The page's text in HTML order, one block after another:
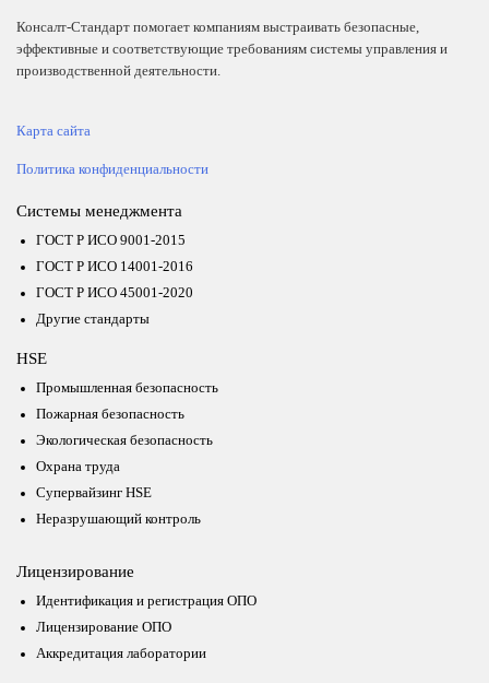
Консалт-Стандарт помогает компаниям выстраивать безопасные,
эффективные и соответствующие требованиям системы управления и
производственной деятельности.
Карта сайта
Политика конфиденциальности
Системы менеджмента
ГОСТ Р ИСО 9001-2015
ГОСТ Р ИСО 14001-2016
ГОСТ Р ИСО 45001-2020
Другие стандарты
HSE
Промышленная безопасность
Пожарная безопасность
Экологическая безопасность
Охрана труда
Супервайзинг HSE
Неразрушающий контроль
Лицензирование
Идентификация и регистрация ОПО
Лицензирование ОПО
Аккредитация лаборатории